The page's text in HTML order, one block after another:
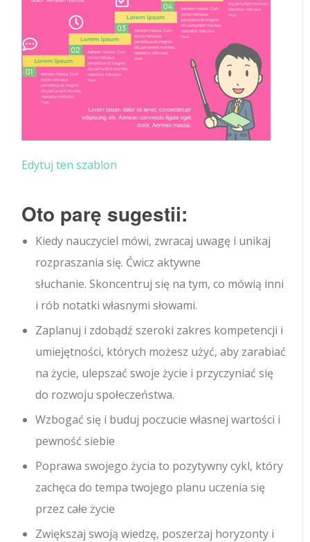
Edytuj ten szablon
Oto parę sugestii:
Kiedy nauczyciel mówi, zwracaj uwagę i unikaj
rozpraszania się. Ćwicz aktywne
słuchanie. Skoncentruj się na tym, co mówią inni
i rób notatki własnymi słowami.
Zaplanuj i zdobądź szeroki zakres kompetencji i
umiejętności, których możesz użyć, aby zarabiać
na życie, ulepszać swoje życie i przyczyniać się
do rozwoju społeczeństwa.
Wzbogać się i buduj poczucie własnej wartości i
pewność siebie
Poprawa swojego życia to pozytywny cykl, który
zachęca do tempa twojego planu uczenia się
przez całe życie
Zwiększaj swoją wiedzę, poszerzaj horyzonty i